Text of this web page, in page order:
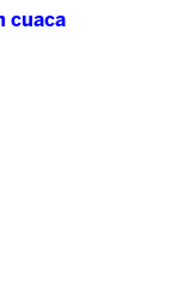
cuaca